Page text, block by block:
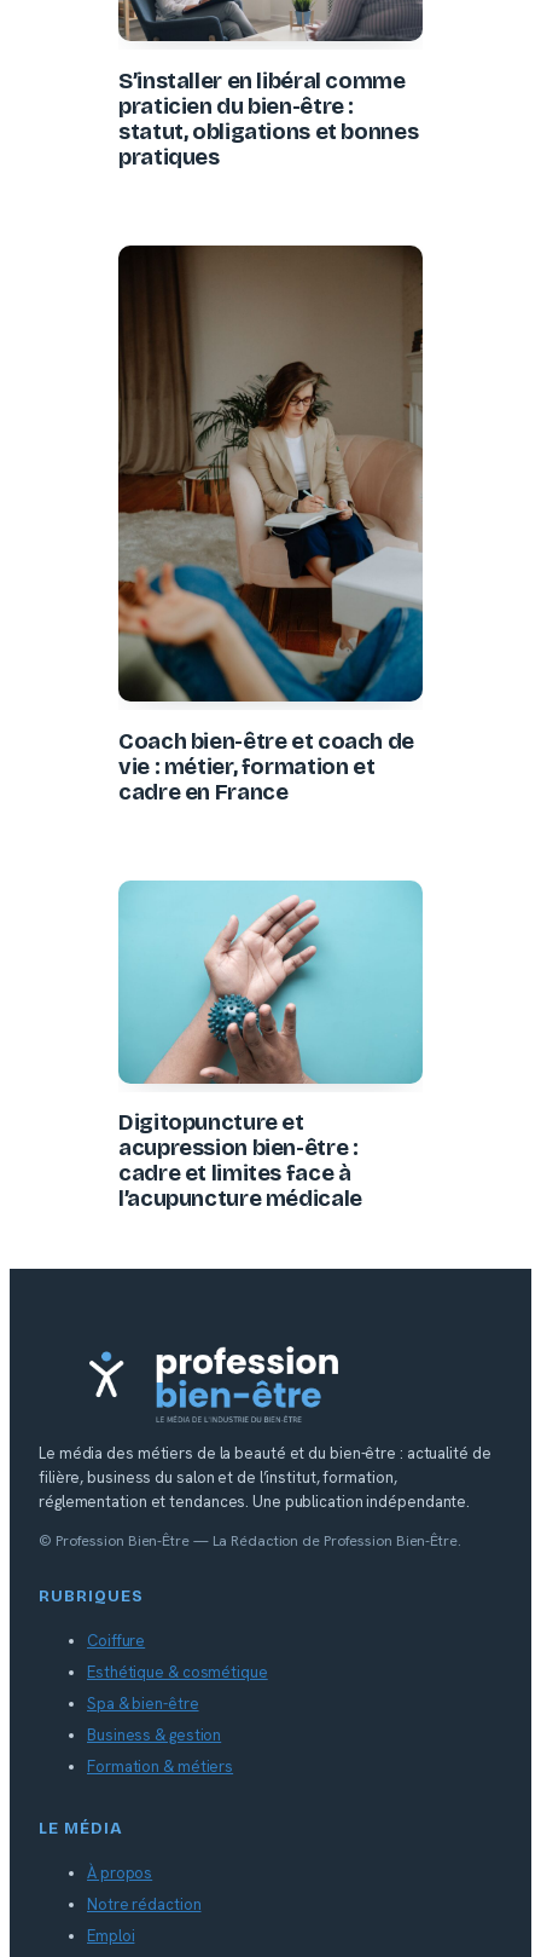
S’installer en libéral comme
praticien du bien-être :
statut, obligations et bonnes
pratiques
Coach bien-être et coach de
vie : métier, formation et
cadre en France
Digitopuncture et
acupression bien-être :
cadre et limites face à
l’acupuncture médicale
Le média des métiers de la beauté et du bien-être : actualité de
filière, business du salon et de l’institut, formation,
réglementation et tendances. Une publication indépendante.
© Profession Bien-Être — La Rédaction de Profession Bien-Être.
RUBRIQUES
Coiffure
Esthétique & cosmétique
Spa & bien-être
Business & gestion
Formation & métiers
LE MÉDIA
À propos
Notre rédaction
Emploi